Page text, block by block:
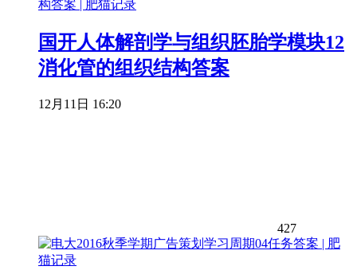
国开人体解剖学与组织胚胎学模块12
消化管的组织结构答案
12月11日 16:20
427